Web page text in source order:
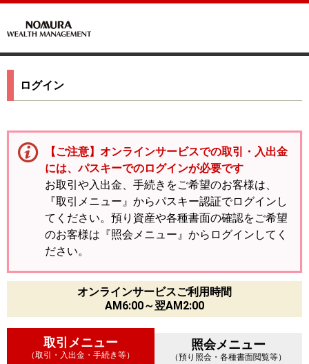
ログイン
【ご注意】オンラインサービスでの取引・入出金
には、パスキーでのログインが必要です
お取引や入出金、手続きをご希望のお客様は、
『取引メニュー』からパスキー認証でログインし
てください。預り資産や各種書面の確認をご希望
のお客様は『照会メニュー』からログインしてく
ださい。
オンラインサービスご利用時間
AM6:00～翌AM2:00
取引メニュー
（取引・入出金・手続き等）
照会メニュー
（預り照会・各種書面閲覧等）